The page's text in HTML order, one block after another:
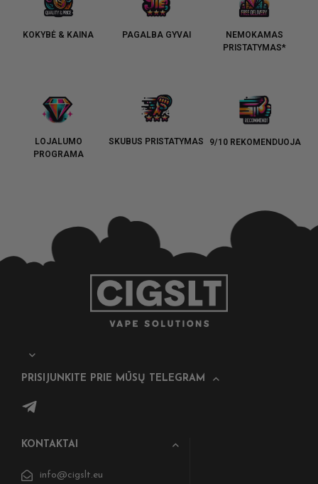
KOKYBĖ & KAINA PAGALBA GYVAI
NEMOKAMAS
PRISTATYMAS*
LOJALUMO
PROGRAMA
SKUBUS PRISTATYMAS 9/10 REKOMENDUOJA
PRISIJUNKITE PRIE MŪSŲ TELEGRAM
KONTAKTAI
info@cigslt.eu